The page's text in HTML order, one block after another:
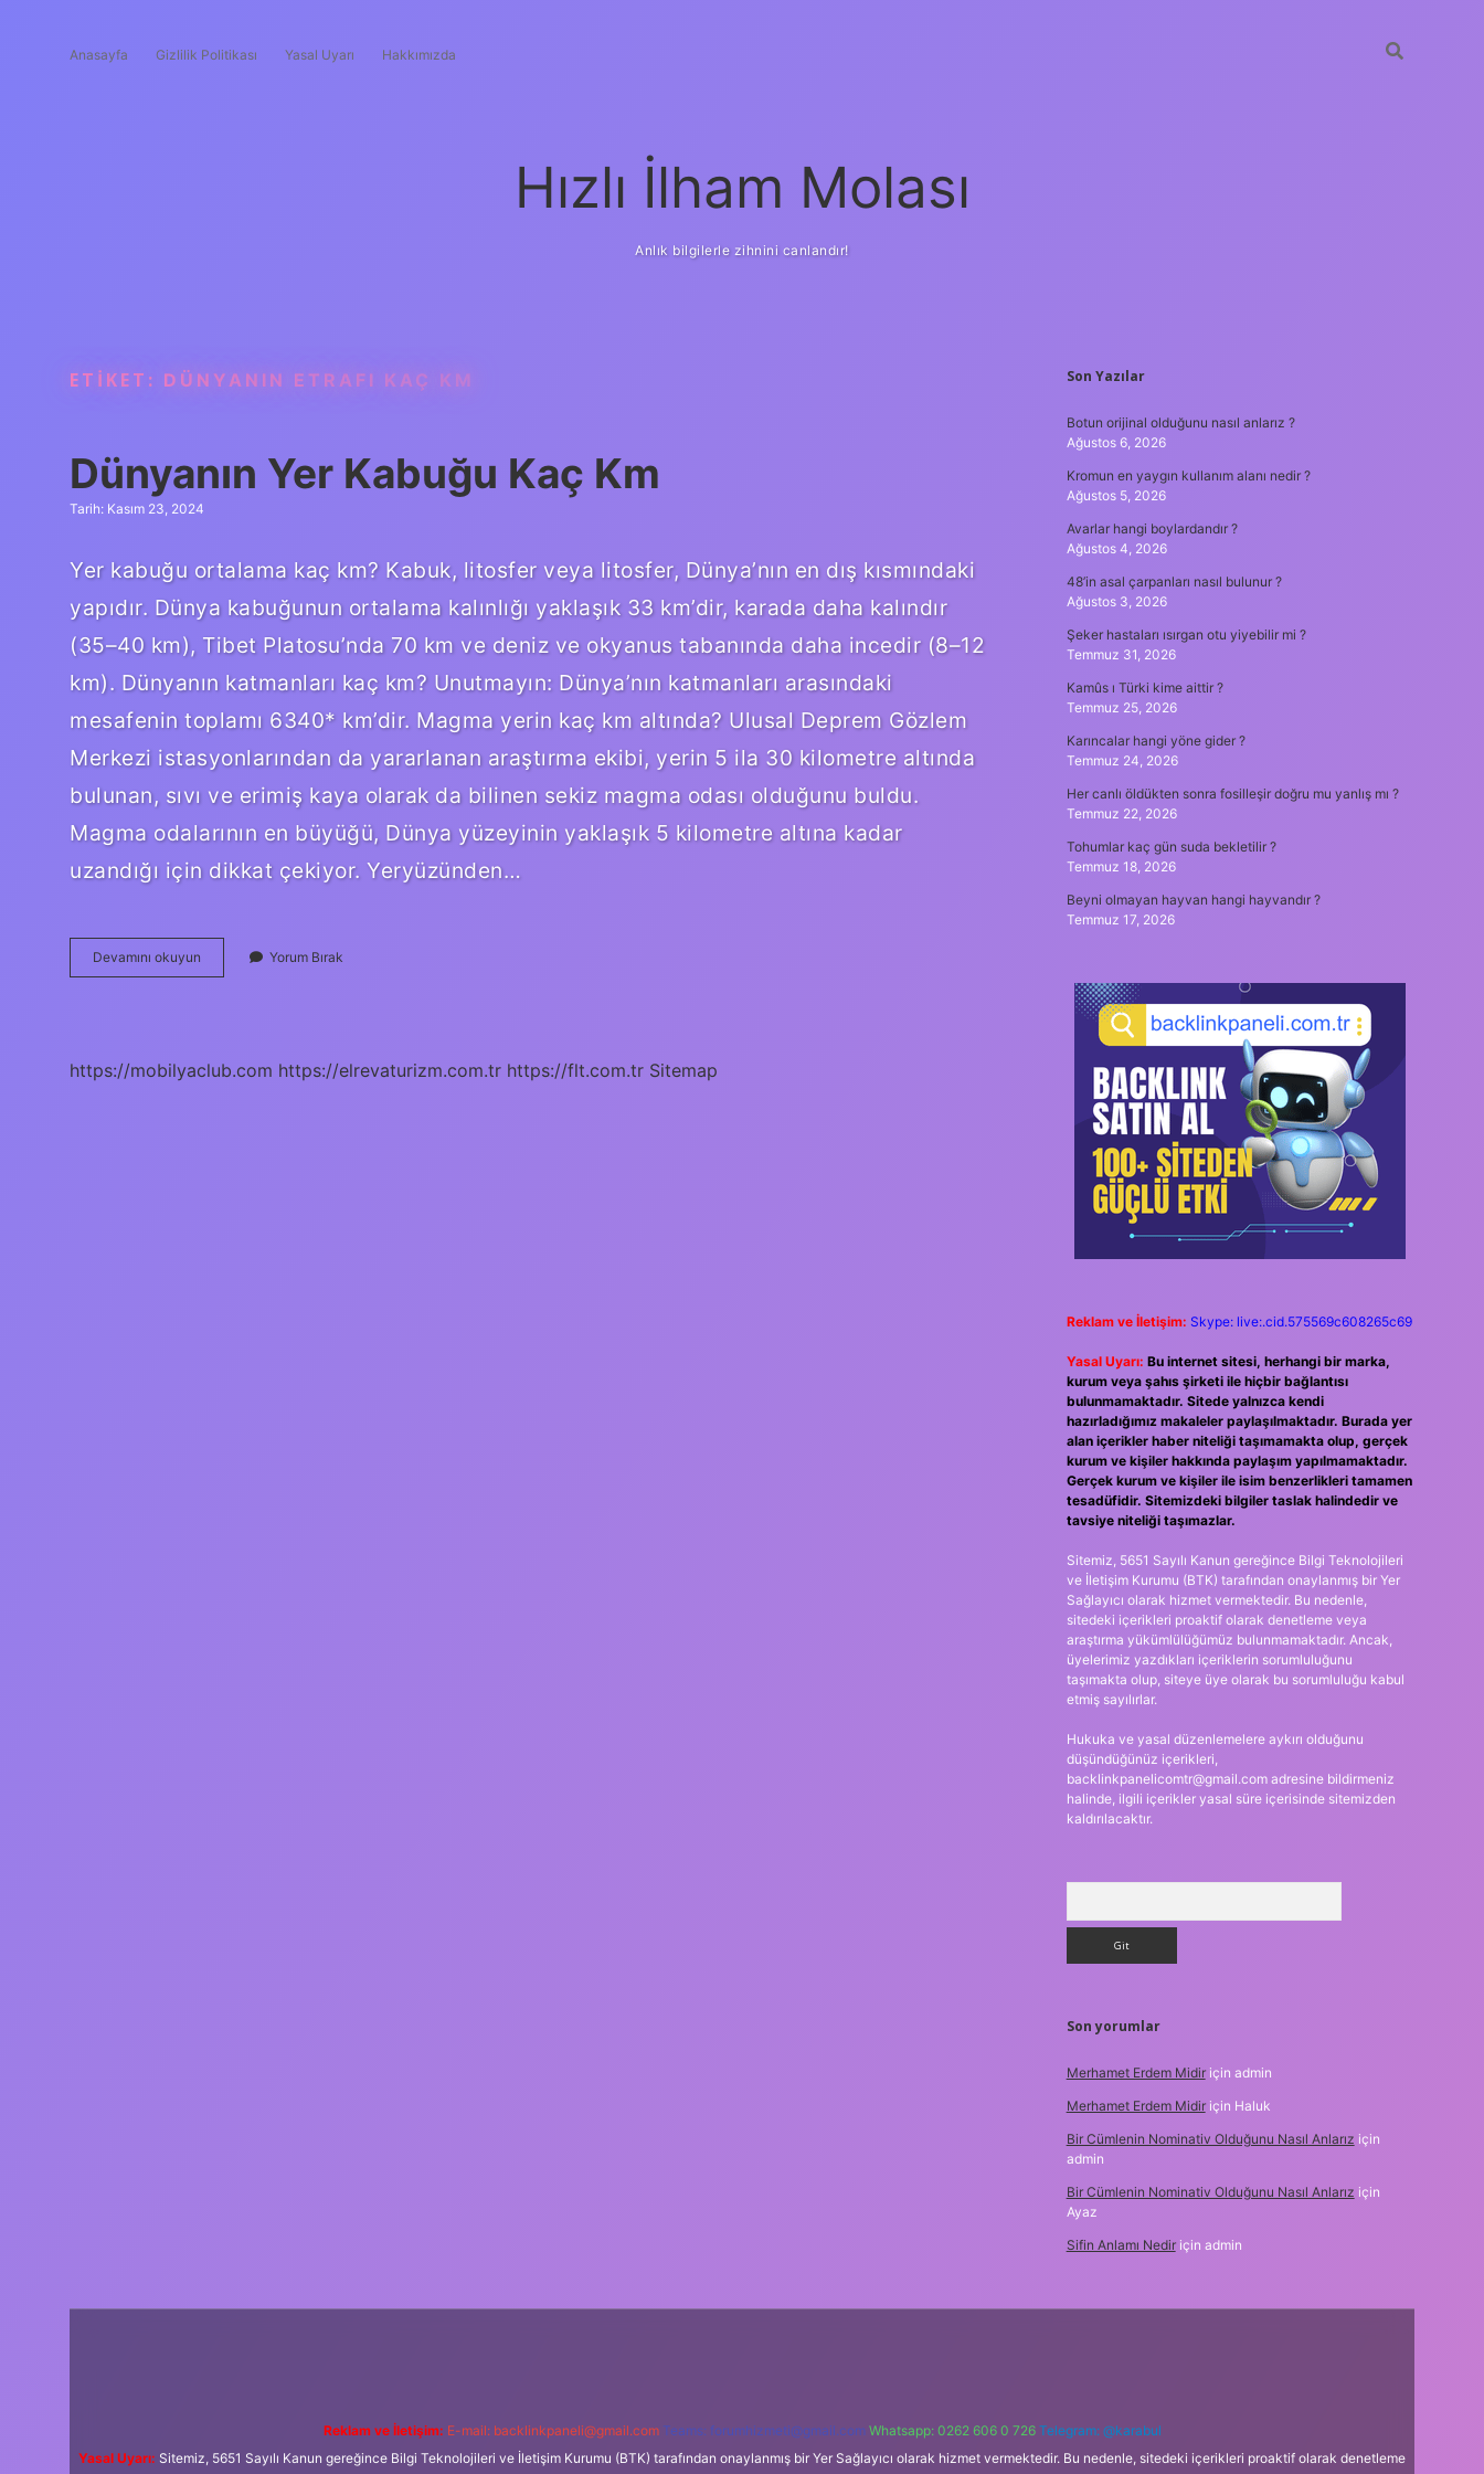
Anasayfa Gizlilik Politikası Yasal Uyarı Hakkımızda
Hızlı İlham Molası
Anlık bilgilerle zihnini canlandır!
ETIKET: DÜNYANIN ETRAFI KAÇ KM
Dünyanın Yer Kabuğu Kaç Km
Tarih: Kasım 23, 2024
Yer kabuğu ortalama kaç km? Kabuk, litosfer veya litosfer, Dünya’nın en dış kısmındaki
yapıdır. Dünya kabuğunun ortalama kalınlığı yaklaşık 33 km’dir, karada daha kalındır
(35–40 km), Tibet Platosu’nda 70 km ve deniz ve okyanus tabanında daha incedir (8–12
km). Dünyanın katmanları kaç km? Unutmayın: Dünya’nın katmanları arasındaki
mesafenin toplamı 6340* km’dir. Magma yerin kaç km altında? Ulusal Deprem Gözlem
Merkezi istasyonlarından da yararlanan araştırma ekibi, yerin 5 ila 30 kilometre altında
bulunan, sıvı ve erimiş kaya olarak da bilinen sekiz magma odası olduğunu buldu.
Magma odalarının en büyüğü, Dünya yüzeyinin yaklaşık 5 kilometre altına kadar
uzandığı için dikkat çekiyor. Yeryüzünden…
Devamını okuyun Dünyanın
Yer
Yorum Bırak
https://mobilyaclub.com https://elrevaturizm.com.tr https://flt.com.tr Sitemap
SIDEBAR
Son Yazılar
Botun orijinal olduğunu nasıl anlarız ?
Ağustos 6, 2026
Kromun en yaygın kullanım alanı nedir ?
Ağustos 5, 2026
Avarlar hangi boylardandır ?
Ağustos 4, 2026
48’in asal çarpanları nasıl bulunur ?
Ağustos 3, 2026
Şeker hastaları ısırgan otu yiyebilir mi ?
Temmuz 31, 2026
Kamûs ı Türki kime aittir ?
Temmuz 25, 2026
Karıncalar hangi yöne gider ?
Temmuz 24, 2026
Her canlı öldükten sonra fosilleşir doğru mu yanlış mı ?
Temmuz 22, 2026
Tohumlar kaç gün suda bekletilir ?
Temmuz 18, 2026
Beyni olmayan hayvan hangi hayvandır ?
Temmuz 17, 2026
Reklam ve İletişim: Skype: live:.cid.575569c608265c69
Yasal Uyarı: Bu internet sitesi, herhangi bir marka,
kurum veya şahıs şirketi ile hiçbir bağlantısı
bulunmamaktadır. Sitede yalnızca kendi
hazırladığımız makaleler paylaşılmaktadır. Burada yer
alan içerikler haber niteliği taşımamakta olup, gerçek
kurum ve kişiler hakkında paylaşım yapılmamaktadır.
Gerçek kurum ve kişiler ile isim benzerlikleri tamamen
tesadüfidir. Sitemizdeki bilgiler taslak halindedir ve
tavsiye niteliği taşımazlar.
Sitemiz, 5651 Sayılı Kanun gereğince Bilgi Teknolojileri
ve İletişim Kurumu (BTK) tarafından onaylanmış bir Yer
Sağlayıcı olarak hizmet vermektedir. Bu nedenle,
sitedeki içerikleri proaktif olarak denetleme veya
araştırma yükümlülüğümüz bulunmamaktadır. Ancak,
üyelerimiz yazdıkları içeriklerin sorumluluğunu
taşımakta olup, siteye üye olarak bu sorumluluğu kabul
etmiş sayılırlar.
Hukuka ve yasal düzenlemelere aykırı olduğunu
düşündüğünüz içerikleri,
backlinkpanelicomtr@gmail.comadresine bildirmeniz
halinde, ilgili içerikler yasal süre içerisinde sitemizden
kaldırılacaktır.
Son yorumlar
Merhamet Erdem Midiriçin admin
Merhamet Erdem Midiriçin Haluk
Bir Cümlenin Nominativ Olduğunu Nasıl Anlarız için
admin
Bir Cümlenin Nominativ Olduğunu Nasıl Anlarız için
Ayaz
Sifin Anlamı Nediriçin admin
Reklam ve İletişim: E-mail: backlinkpaneli@gmail.com Teams: forumhizmeti@gmail.com Whatsapp: 0262 606 0 726 Telegram: @karabul
Yasal Uyarı: Sitemiz, 5651 Sayılı Kanun gereğince Bilgi Teknolojileri ve İletişim Kurumu (BTK) tarafından onaylanmış bir Yer Sağlayıcı olarak hizmet vermektedir. Bu nedenle, sitedeki içerikleri proaktif olarak denetleme